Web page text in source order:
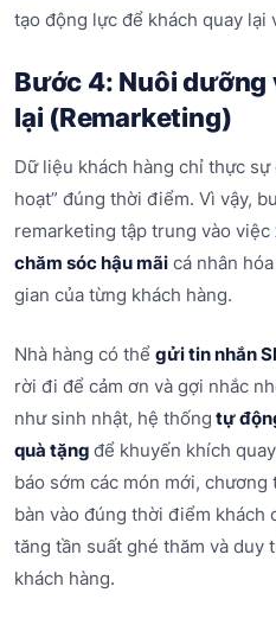
tạo động lực để khách quay lại
Bước 4: Nuôi
lại (Remarketing)
Dữ liệu khách hàng chỉ thực
hoạt” đúng thời điểm. Vì vậy,
remarketing tập trung vào việc
chăm sóc hậu mãi cá nhân
gian của từng khách hàng.
Nhà hàng có thể gửi tin nhắn
rời đi để cảm ơn và gợi nhắc
như sinh nhật, hệ thống tự
quà tặng để khuyến khích
báo sớm các món mới,
bàn vào đúng thời điểm khách
tăng tần suất ghé thăm và duy
khách hàng.